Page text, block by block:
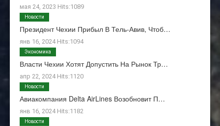
мая 24, 2023 Hits:1089
Президент Чехии Прибыл В Тель-Авив, Чтоб…
янв 16, 2024 Hits:1094
Новости
Власти Чехии Хотят Допустить На Рынок Тр…
апр 22, 2024 Hits:1120
Экономика
Авиакомпания Delta AirLines Возобновит П…
янв 16, 2024 Hits:1182
Новости
Новости